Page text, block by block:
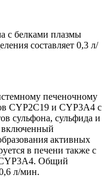
с белками плазмы
составляет 0,3 л/
печеночному
CYP2C19 и CYP3A4 с
сульфона, сульфида и
включенный
активных
в печени также с
Общий
л/мин.